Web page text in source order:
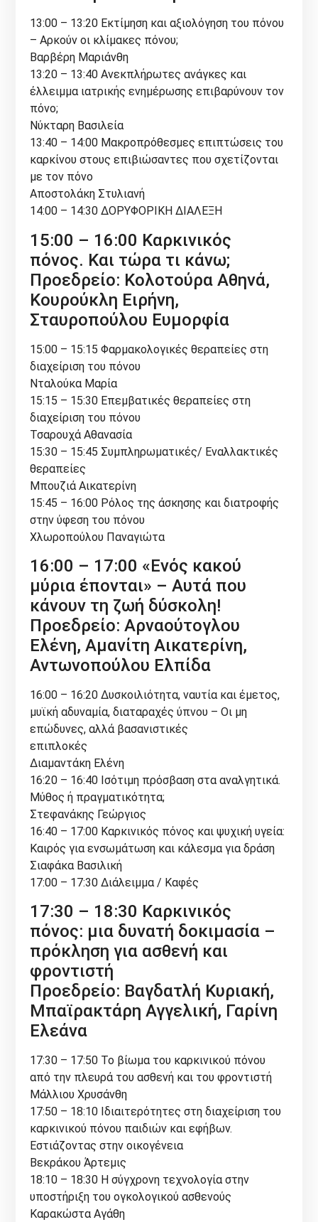
13:00 – 13:20 Εκτίμηση και αξιολόγηση του πόνου
– Αρκούν οι κλίμακες πόνου;
Βαρβέρη Μαριάνθη
13:20 – 13:40 Ανεκπλήρωτες ανάγκες και
έλλειμμα ιατρικής ενημέρωσης επιβαρύνουν τον
πόνο;
Νύκταρη Βασιλεία
13:40 – 14:00 Μακροπρόθεσμες επιπτώσεις του
καρκίνου στους επιβιώσαντες που σχετίζονται
με τον πόνο
Αποστολάκη Στυλιανή
14:00 – 14:30 ΔΟΡΥΦΟΡΙΚΗ ΔΙΑΛΕΞΗ
15:00 – 16:00 Καρκινικός
πόνος. Και τώρα τι κάνω;
Προεδρείο: Κολοτούρα Αθηνά,
Κουρούκλη Ειρήνη,
Σταυροπούλου Ευμορφία
15:00 – 15:15 Φαρμακολογικές θεραπείες στη
διαχείριση του πόνου
Νταλούκα Μαρία
15:15 – 15:30 Επεμβατικές θεραπείες στη
διαχείριση του πόνου
Τσαρουχά Αθανασία
15:30 – 15:45 Συμπληρωματικές/ Εναλλακτικές
θεραπείες
Μπουζιά Αικατερίνη
15:45 – 16:00 Ρόλος της άσκησης και διατροφής
στην ύφεση του πόνου
Χλωροπούλου Παναγιώτα
16:00 – 17:00 «Ενός κακού
μύρια έπονται» – Αυτά που
κάνουν τη ζωή δύσκολη!
Προεδρείο: Αρναούτογλου
Ελένη, Αμανίτη Αικατερίνη,
Αντωνοπούλου Ελπίδα
16:00 – 16:20 Δυσκοιλιότητα, ναυτία και έμετος,
μυϊκή αδυναμία, διαταραχές ύπνου – Οι μη
επώδυνες, αλλά βασανιστικές
επιπλοκές
Διαμαντάκη Ελένη
16:20 – 16:40 Ισότιμη πρόσβαση στα αναλγητικά.
Μύθος ή πραγματικότητα;
Στεφανάκης Γεώργιος
16:40 – 17:00 Καρκινικός πόνος και ψυχική υγεία:
Καιρός για ενσωμάτωση και κάλεσμα για δράση
Σιαφάκα Βασιλική
17:00 – 17:30 Διάλειμμα / Καφές
17:30 – 18:30 Καρκινικός
πόνος: μια δυνατή δοκιμασία –
πρόκληση για ασθενή και
φροντιστή
Προεδρείο: Βαγδατλή Κυριακή,
Μπαϊρακτάρη Αγγελική, Γαρίνη
Ελεάνα
17:30 – 17:50 Το βίωμα του καρκινικού πόνου
από την πλευρά του ασθενή και του φροντιστή
Μάλλιου Χρυσάνθη
17:50 – 18:10 Ιδιαιτερότητες στη διαχείριση του
καρκινικού πόνου παιδιών και εφήβων.
Εστιάζοντας στην οικογένεια
Βεκράκου Άρτεμις
18:10 – 18:30 Η σύγχρονη τεχνολογία στην
υποστήριξη του ογκολογικού ασθενούς
Καρακώστα Αγάθη